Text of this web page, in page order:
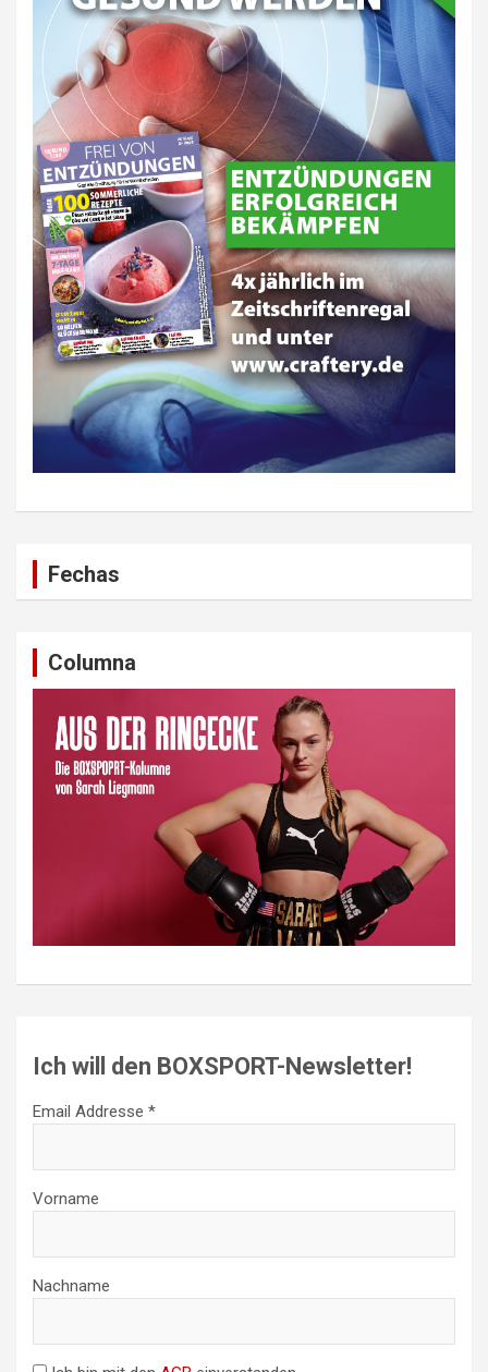
Fechas
Columna
Ich will den BOXSPORT-Newsletter!
Email Addresse *
Vorname
Nachname